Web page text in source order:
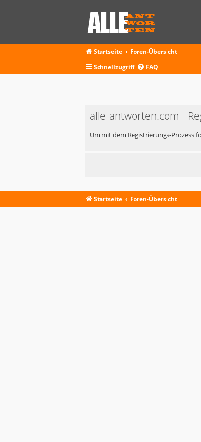
Startseite
Foren-Übersicht
Schnellzugriff
FAQ
alle-antworten.com -
Um mit dem Registrierungs-Prozess
Startseite Foren-Übersicht